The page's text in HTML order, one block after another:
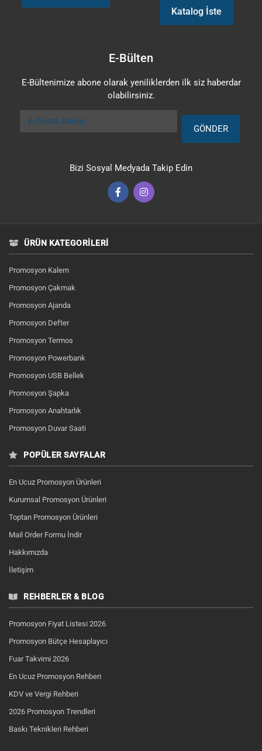
Katalog İste
E-Bülten
E-Bültenimize abone olarak yeniliklerden ilk siz haberdar
olabilirsiniz.
E-Posta Adresi
GÖNDER
Bizi Sosyal Medyada Takip Edin
ÜRÜN KATEGORILERI
Promosyon Kalem
Promosyon Çakmak
Promosyon Ajanda
Promosyon Defter
Promosyon Termos
Promosyon Powerbank
Promosyon USB Bellek
Promosyon Şapka
Promosyon Anahtarlık
Promosyon Duvar Saati
POPÜLER SAYFALAR
En Ucuz Promosyon Ürünleri
Kurumsal Promosyon Ürünleri
Toptan Promosyon Ürünleri
Mail Order Formu İndir
Hakkımızda
İletişim
REHBERLER & BLOG
Promosyon Fiyat Listesi 2026
Promosyon Bütçe Hesaplayıcı
Fuar Takvimi 2026
En Ucuz Promosyon Rehberi
KDV ve Vergi Rehberi
2026 Promosyon Trendleri
Baskı Teknikleri Rehberi